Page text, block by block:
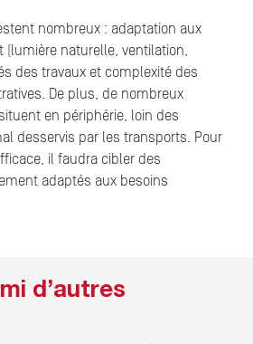
nombreux : adaptation aux
(lumière naturelle, ventilation,
des travaux et complexité des
De plus, de nombreux
en périphérie, loin des
desservis par les transports. Pour
il faudra cibler des
adaptés aux besoins
d’autres